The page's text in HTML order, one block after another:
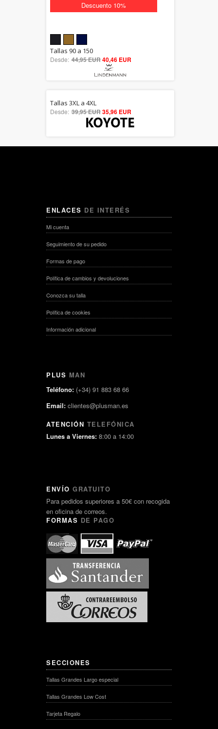
Descuento 10%
5.00
out of 5
Tallas 90 a 150
Desde: 44,95 EUR40,46 EUR
Dto. hasta 30%
5.00
out of 5
Tallas 3XL a 4XL
Desde: 39,95 EUR35,96 EUR
ENLACES DE INTERÉS
Mi cuenta
Seguimiento de su pedido
Formas de pago
Política de cambios y devoluciones
Conozca su talla
Política de cookies
Información adicional
PLUS MAN
Teléfono: (+34) 91 883 68 66
Email: clientes@plusman.es
ATENCIÓN TELEFÓNICA
Lunes a Viernes: 8:00 a 14:00
ENVÍO GRATUITO
Para pedidos superiores a 50€ con recogida
en oficina de correos.
FORMAS DE PAGO
SECCIONES
Tallas Grandes Largo especial
Tallas Grandes Low Cost
Tarjeta Regalo